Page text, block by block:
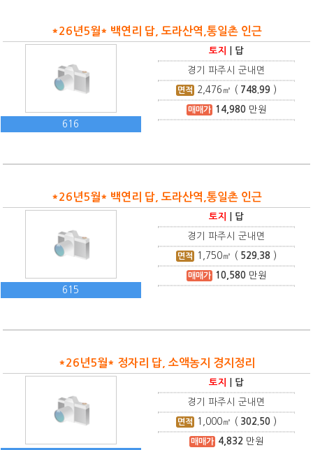
*26년5월* 백연리 답, 도라산역,통일촌 인근
616
토지 답
경기 파주시 군내면
면적 2,476 ㎡ ( 748.99 )
매매가 14,980만원
*26년5월* 백연리 답, 도라산역,통일촌 인근
615
토지 답
경기 파주시 군내면
면적 1,750㎡ ( 529.38 )
매매가 10,580만원
*26년5월* 정자리 답, 소액농지 경지정리
토지 답
경기 파주시 군내면
면적 1,000㎡ ( 302.50 )
매매가 4,832 만원